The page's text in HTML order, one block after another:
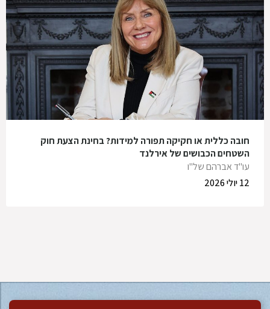
חובה כללית או חקיקה תפורה למידות? בחינת הצעת חוק
השטחים הכבושים של אירלנד
עו"ד אברהם של"ו
12 יולי 2026